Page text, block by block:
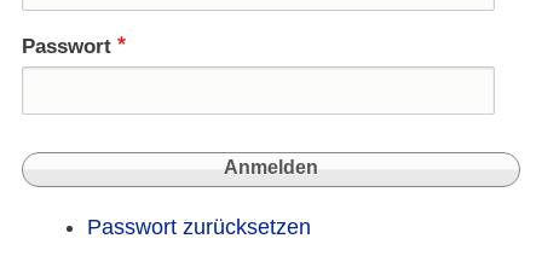
Passwort
Passwort zurücksetzen